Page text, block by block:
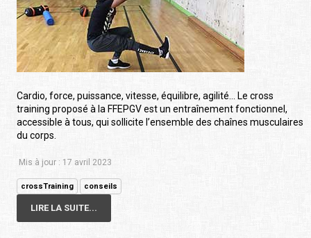
Cardio, force, puissance, vitesse, équilibre, agilité… Le cross
training proposé à la FFEPGV est un entraînement fonctionnel,
accessible à tous, qui sollicite l’ensemble des chaînes musculaires
du corps.
Mis à jour : 17 avril 2023
crossTraining conseils
LIRE LA SUITE...